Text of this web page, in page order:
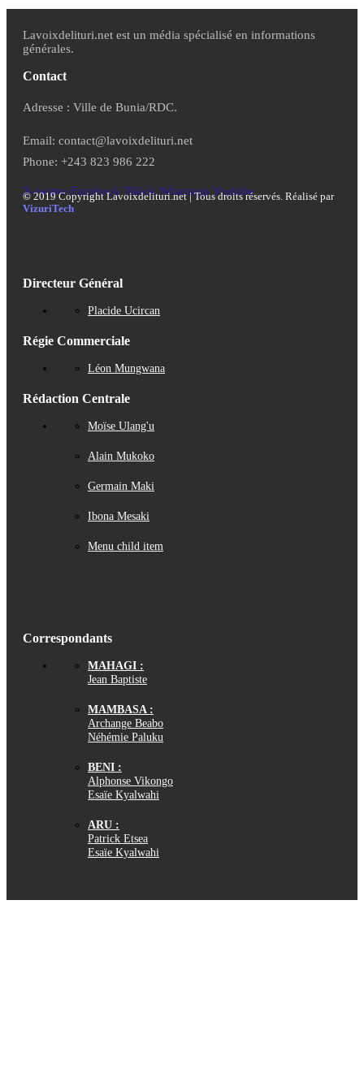
Lavoixdelituri.net est un média spécialisé en informations
générales.
Contact
Adresse : Ville de Bunia/RDC.
Email: contact@lavoixdelituri.net
Phone: +243 823 986 222
X-twitter Facebook Tiktok Whatsapp Youtube
©2019 Copyright Lavoixdelituri.net | Tous droits réservés. Réalisé par
VizuriTech
Directeur Général
Placide Ucircan
Régie Commerciale
Léon Mungwana
Rédaction Centrale
Moïse Ulang'u
Alain Mukoko
Germain Maki
Ibona Mesaki
Menu child item
Correspondants
MAHAGI :
Jean Baptiste
MAMBASA :
Archange Beabo
Néhémie Paluku
BENI :
Alphonse Vikongo
Esaïe Kyalwahi
ARU :
Patrick Etsea
Esaïe Kyalwahi